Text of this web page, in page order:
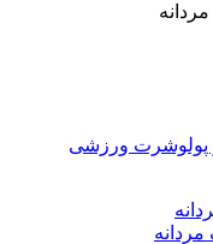
پولوشرت ورزشی